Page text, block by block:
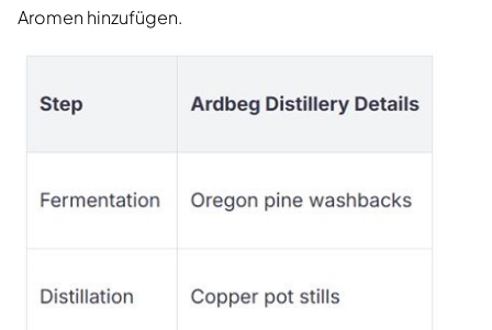
Aromen hinzufügen.